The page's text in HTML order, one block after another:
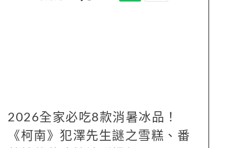
2026全家必吃8款消暑冰品！
《柯南》犯澤先生謎之雪糕、番